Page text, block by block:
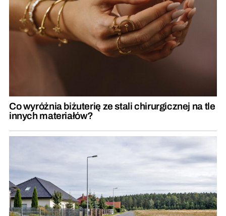
Co wyróżnia biżuterię ze stali chirurgicznej na tle
innych materiałów?